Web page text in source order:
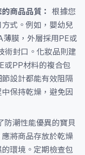
商品品質： 根據您
式。例如，嬰幼兒
薄膜，外層採用PE或
術封口。化妝品則建
或PP材料的複合包
設計都能有效阻隔
保持乾燥，避免因
防潮性能優異的寶貝
將商品存放於乾燥
環境。定期檢查包